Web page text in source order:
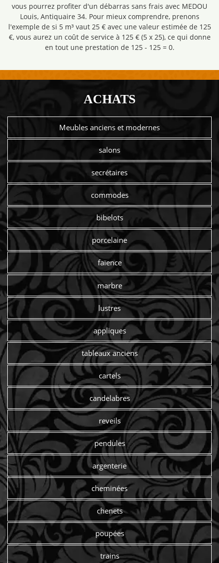
vous pourrez profiter d'un débarras sans frais avec MEDOU
Louis, Antiquaire 34. Pour mieux comprendre, prenons
l'exemple de si 5 m³ vaut 25 € avec une valeur estimée de 125
€, vous aurez un coût de service à 125 € (5 x 25), ce qui donne
en tout une prestation de 125 - 125 = 0.
ACHATS
Meubles anciens et modernes
salons
secrétaires
commodes
bibelots
porcelaine
faïence
marbre
lustres
appliques
tableaux anciens
cartels
candelabres
reveils
pendules
argenterie
cheminées
chenets
poupées
trains